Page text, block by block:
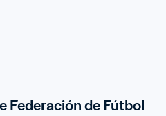
Federación de Fútbol